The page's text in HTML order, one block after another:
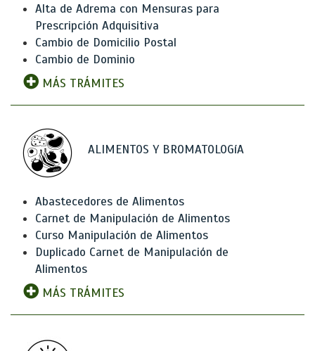
Alta de Adrema con Mensuras para
Prescripción Adquisitiva
Cambio de Domicilio Postal
Cambio de Dominio
MÁS TRÁMITES
ALIMENTOS Y BROMATOLOGíA
Abastecedores de Alimentos
Carnet de Manipulación de Alimentos
Curso Manipulación de Alimentos
Duplicado Carnet de Manipulación de
Alimentos
MÁS TRÁMITES